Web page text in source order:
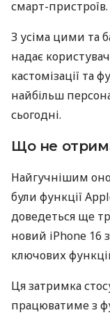
смарт-пристроїв.
З усіма цими та
надає
кастомізації та
найбільш
сьогодні.
Що не
Найгучнішим
були функції
доведеться ще
новий iPhone 16
ключових
Ця затримка
працюватиме з